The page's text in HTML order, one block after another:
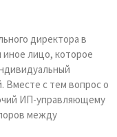
директора в
иное лицо, которое
с тем вопрос о
ИП-управляющему
между